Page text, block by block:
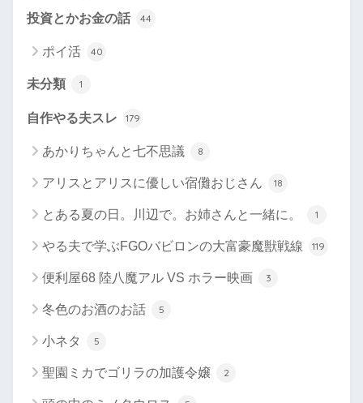
投資とかお金の話 44
ポイ活 40
未分類 1
自作やる夫スレ 179
あかりちゃんと七不思議 8
アリスとアリスに優しい宿儺おじさん 18
とある夏の日。川辺で。お姉さんと一緒に。 1
やる夫で学ぶFGOバビロンの大富豪魔獣戦線 119
便利屋68 陸八魔アル VS ホラー映画 3
冬色のお酒のお話 5
小ネタ 5
聖園ミカでゴリラの加護令嬢 2